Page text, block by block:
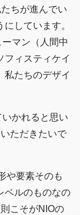
ちが進んでい
しています。
マン（人間中
フィスティケイ
私たちのデザイ
いかれると思い
ただきたいで
や要素そのも
ベルのものなの
こそがNIOの